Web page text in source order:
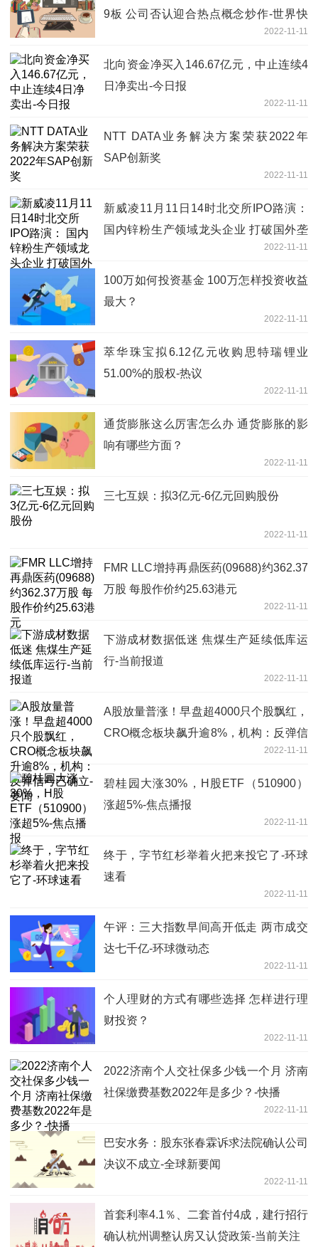
9板 公司否认迎合热点概念炒作-世界快
2022-11-11
北向资金净买入146.67亿元，中止连续4
日净卖出-今日报
2022-11-11
NTT DATA业务解决方案荣获2022年
SAP创新奖
2022-11-11
新威凌11月11日14时北交所IPO路演：
国内锌粉生产领域龙头企业 打破国外垄
2022-11-11
100万如何投资基金 100万怎样投资收益
最大？
2022-11-11
萃华珠宝拟6.12亿元收购思特瑞锂业
51.00%的股权-热议
2022-11-11
通货膨胀这么厉害怎么办 通货膨胀的影
响有哪些方面？
2022-11-11
三七互娱：拟3亿元-6亿元回购股份
2022-11-11
FMR LLC增持再鼎医药(09688)约362.37
万股 每股作价约25.63港元
2022-11-11
下游成材数据低迷 焦煤生产延续低库运
行-当前报道
2022-11-11
A股放量普涨！早盘超4000只个股飘红，
CRO概念板块飙升逾8%，机构：反弹信
2022-11-11
碧桂园大涨30%，H股ETF（510900）
涨超5%-焦点播报
2022-11-11
终于，字节红杉举着火把来投它了-环球
速看
2022-11-11
午评：三大指数早间高开低走 两市成交
达七千亿-环球微动态
2022-11-11
个人理财的方式有哪些选择 怎样进行理
财投资？
2022-11-11
2022济南个人交社保多少钱一个月 济南
社保缴费基数2022年是多少？-快播
2022-11-11
巴安水务：股东张春霖诉求法院确认公司
决议不成立-全球新要闻
2022-11-11
首套利率4.1％、二套首付4成，建行招行
确认杭州调整认房又认贷政策-当前关注